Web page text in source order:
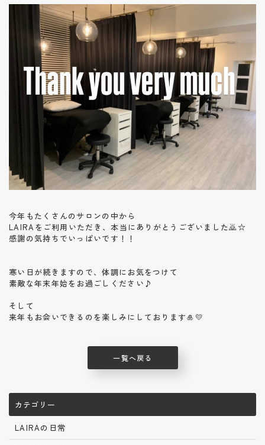
今年もたくさんのサロンの中から
LAIRAをご利用いただき、本当にありがとうございました🙇‍☆
感謝の気持ちでいっぱいです！！
寒い日が続きますので、体調にお気をつけて
素敵な年末年始をお過ごしください♪
そして
来年もお会いできるのを楽しみにしております🎍💛
一覧へ戻る
カテゴリー
LAIRAの日常